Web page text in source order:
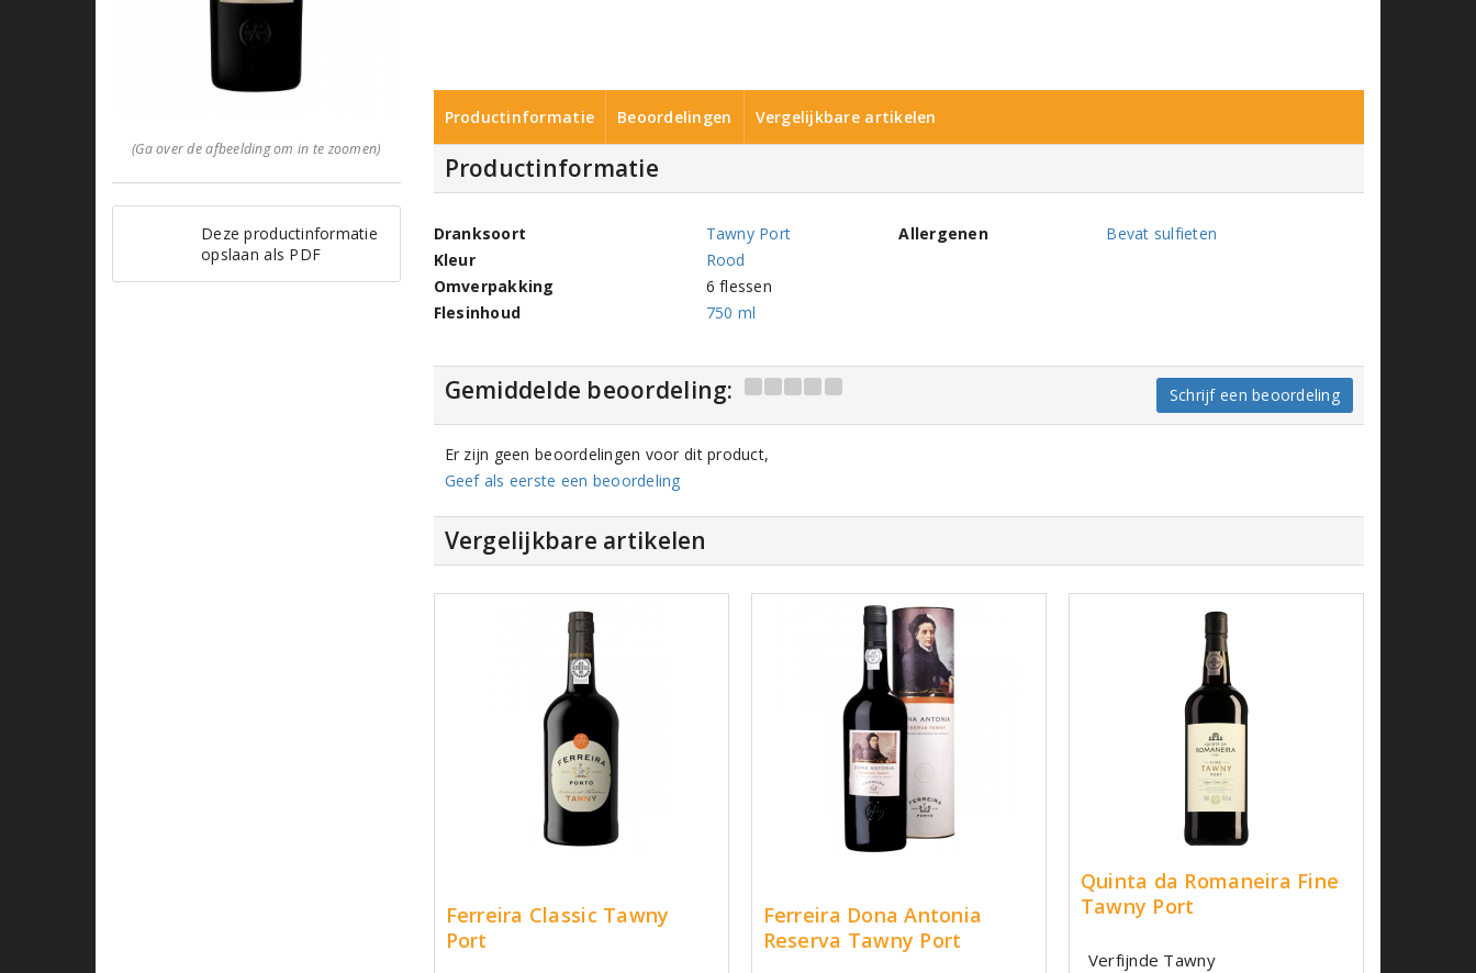
(Ga over de afbeelding om in te zoomen)
Deze productinformatie
opslaan als PDF
Productinformatie Beoordelingen Vergelijkbare artikelen
Productinformatie
Dranksoort
Tawny Port
Kleur
Rood
Omverpakking
6 flessen
Flesinhoud
750 ml
Allergenen Bevat sulfieten
Gemiddelde beoordeling: Schrijf een beoordeling
Er zijn geen beoordelingen voor dit product,
Geef als eerste een beoordeling
Vergelijkbare artikelen
Ferreira Classic Tawny
Port
Ferreira Dona Antonia
Reserva Tawny Port
Quinta da Romaneira Fine
Tawny Port
Verfijnde Tawny